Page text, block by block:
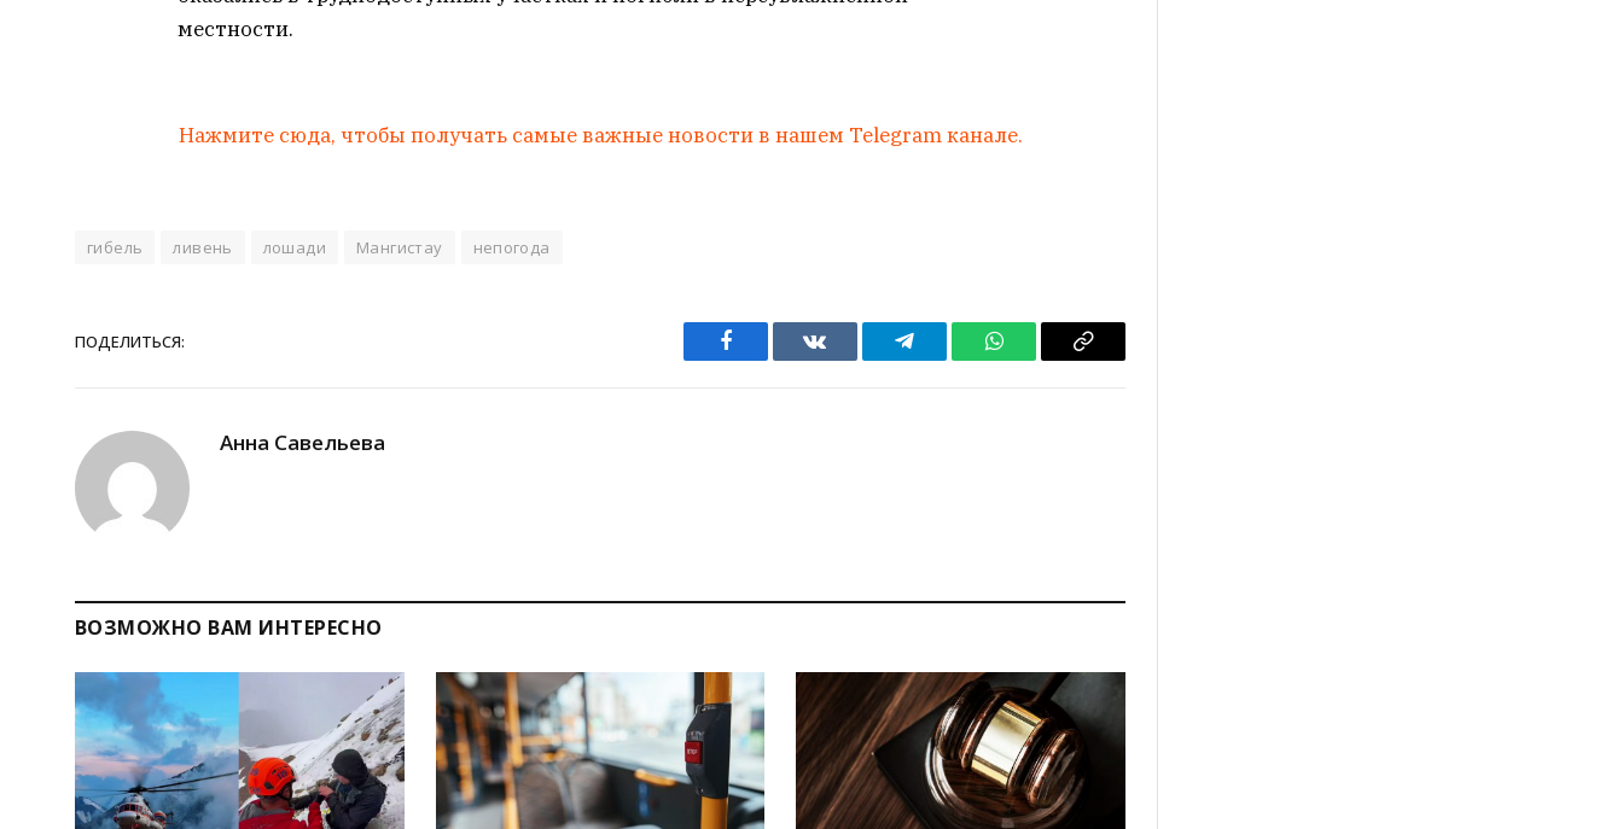
местности.
Нажмите сюда, чтобы получать самые важные новости в нашем Telegram канале.
гибель ливень лошади Мангистау непогода
ПОДЕЛИТЬСЯ:
Facebook VKontakteTelegram WhatsAppCopy
Анна Савельева
ВОЗМОЖНО ВАМ ИНТЕРЕСНО